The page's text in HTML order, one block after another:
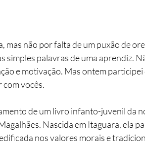
mas não por falta de um puxão de
simples palavras de uma aprendiz.
e motivação. Mas ontem participei
vocês.
de um livro infanto-juvenil da
Nascida em Itaguara, ela
nos valores morais e